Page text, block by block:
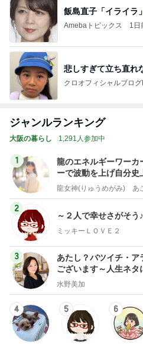
飯島直子「イライラ
Amebaトピックス 1日
悲しすぎて立ち直れ
クロオフィシャルブロ
ジャンルランキング
大阪の暮らし 1,291人参加中
1
龍のエネルギーワー
ーで波動を上げ自分
龍女神(りゅうめがみ) あ
2
～２人で幸せさがそう
ミッキーＬＯＶＥ２
3
あたし？バツイチ・
ございます～人生ネ
度ゼロでいきます～
水野美加
4 5 6